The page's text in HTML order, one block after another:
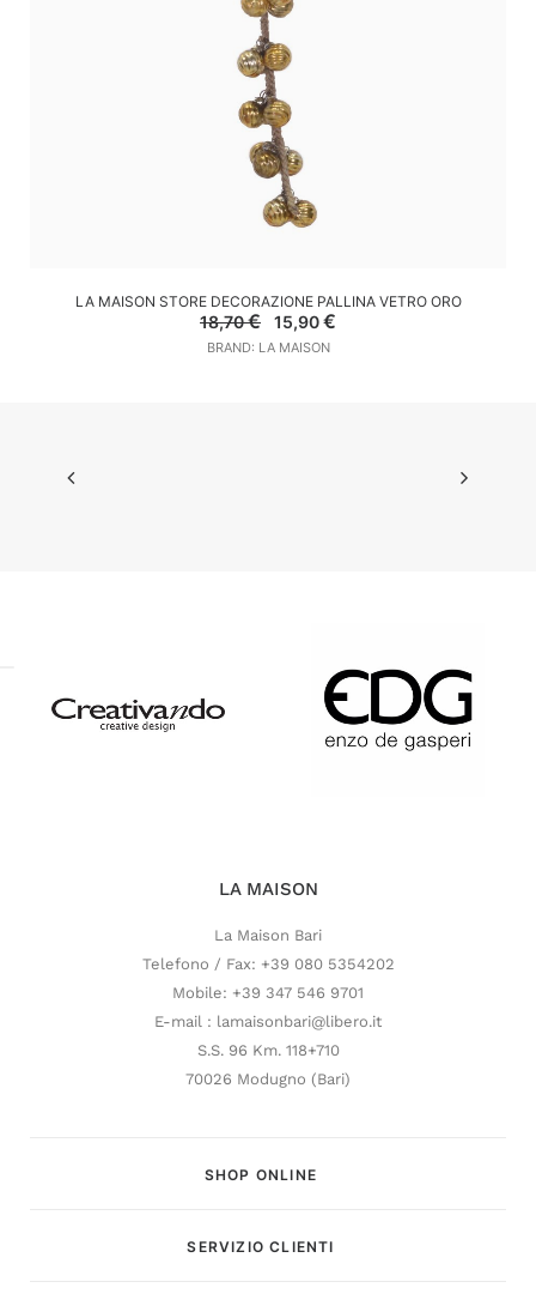
AGGIUNGI AL CARRELLO
LA MAISON STORE DECORAZIONE PALLINA VETRO ORO
18,70€
Il
prezzo
originale
15,90€Il
BRAND: LA MAISON
LA MAISON
La Maison Bari
Telefono / Fax: +39 080 5354202
Mobile: +39 347 546 9701
E-mail : lamaisonbari@libero.it
S.S. 96 Km. 118+710
70026 Modugno (Bari)
SHOP ONLINE
SERVIZIO CLIENTI